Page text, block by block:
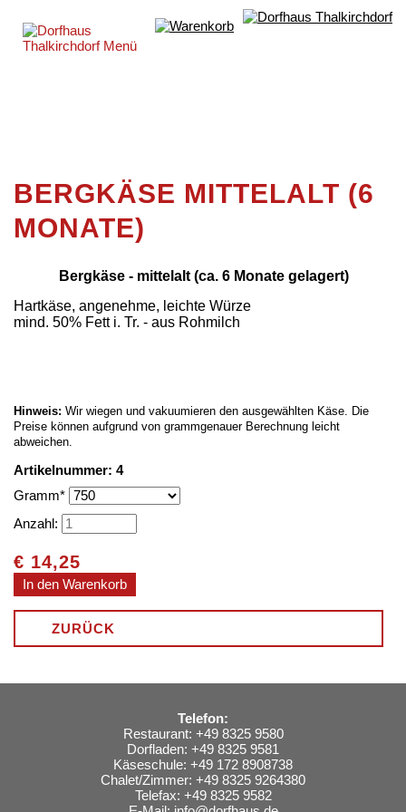
BERGKÄSE MITTELALT (6
MONATE)
Bergkäse - mittelalt (ca. 6 Monate gelagert)
Hartkäse, angenehme, leichte Würze
mind. 50% Fett i. Tr. - aus Rohmilch
Hinweis: Wir wiegen und vakuumieren den ausgewählten Käse. Die
Preise können aufgrund von grammgenauer Berechnung leicht
abweichen.
Artikelnummer: 4
Pflichtfeld
Gramm*
Anzahl:
€ 14,25
ZURÜCK
Telefon:
Restaurant: +49 8325 9580
Dorfladen: +49 8325 9581
Käseschule: +49 172 8908738
Chalet/Zimmer: +49 8325 9264380
Telefax: +49 8325 9582